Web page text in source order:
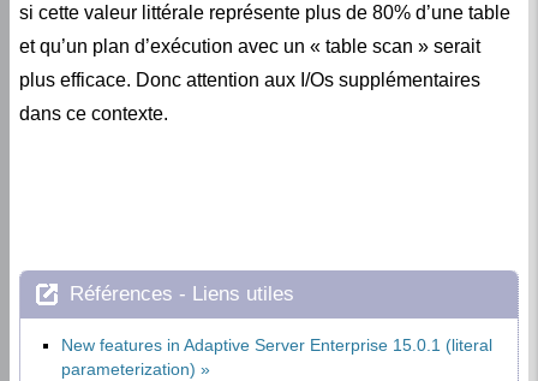
si cette valeur littérale représente plus de 80% d’une table
et qu’un plan d’exécution avec un « table scan » serait
plus efficace. Donc attention aux I/Os supplémentaires
dans ce contexte.
Références - Liens utiles
New features in Adaptive Server Enterprise 15.0.1 (literal
parameterization)